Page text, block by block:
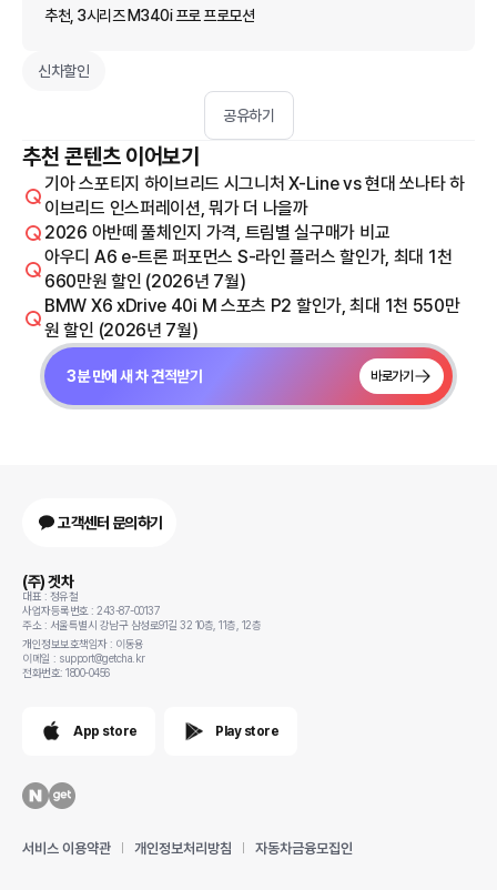
추천, 3시리즈 M340i 프로 프로모션
신차할인
공유하기
추천 콘텐츠 이어보기
기아 스포티지 하이브리드 시그니처 X-Line vs 현대 쏘나타 하
이브리드 인스퍼레이션, 뭐가 더 나을까
2026 아반떼 풀체인지 가격, 트림별 실구매가 비교
아우디 A6 e-트론 퍼포먼스 S-라인 플러스 할인가, 최대 1천
660만원 할인 (2026년 7월)
BMW X6 xDrive 40i M 스포츠 P2 할인가, 최대 1천 550만
원 할인 (2026년 7월)
3분 만에 새 차 견적받기 바로가기
고객센터 문의하기
(주) 겟차
대표 : 정유철
사업자등록번호 : 243-87-00137
주소 : 서울특별시 강남구 삼성로91길 32 10층, 11층, 12층
개인정보보호책임자 : 이동용
이메일 : support@getcha.kr
전화번호: 1800-0456
App store Play store
서비스 이용약관 개인정보처리방침 자동차금융모집인